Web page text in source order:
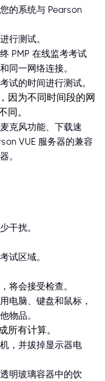
的系统与 Pearson
行测试。
PMP 在线监考考试
同一网络连接。
试的时间进行测试。
因为不同时间段的网
同。
克风功能、下载速
VUE 服务器的兼容
。
干扰。
试区域。
将会接受检查。
电脑、键盘和鼠标，
物品。
所有计算。
，并拔掉显示器电
明玻璃容器中的饮